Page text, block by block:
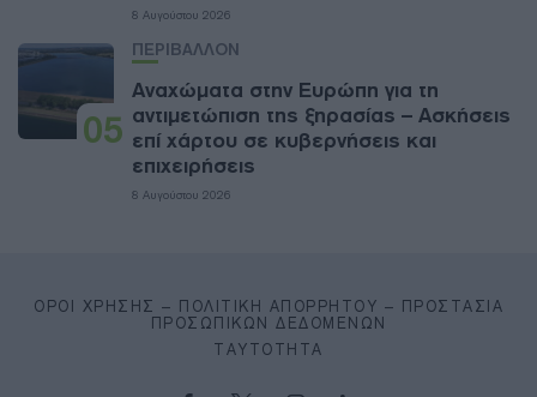
8 Αυγούστου 2026
05
ΠΕΡΙΒΑΛΛΟΝ
Αναχώματα στην Ευρώπη για τη
αντιμετώπιση της ξηρασίας – Ασκήσεις
επί χάρτου σε κυβερνήσεις και
επιχειρήσεις
8 Αυγούστου 2026
ΌΡΟΙ ΧΡΉΣΗΣ – ΠΟΛΙΤΙΚΉ ΑΠΟΡΡΉΤΟΥ – ΠΡΟΣΤΑΣΊΑ
ΠΡΟΣΩΠΙΚΏΝ ΔΕΔΟΜΈΝΩΝ
ΤΑΥΤΌΤΗΤΑ